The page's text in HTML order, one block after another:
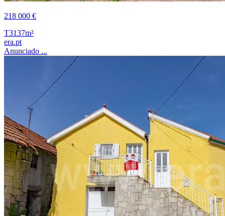
218 000 €
T3137m²
era.pt
Anunciado ...